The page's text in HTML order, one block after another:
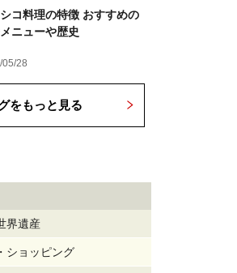
コ料理の特徴 おすすめの
ニューや歴史
28
をもっと見る
界遺産
ショッピング